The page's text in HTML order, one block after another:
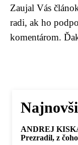
Zaujal Vás
radi, ak ho
komentárom.
ANDREJ
Prezradil, z